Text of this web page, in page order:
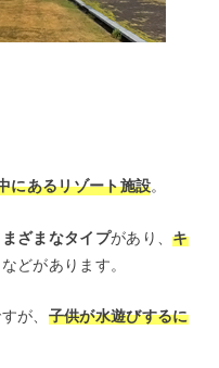
にあるリゾート施設。
ざまなタイプがあり、キ
どがあります。
が、 子供が水遊びするに